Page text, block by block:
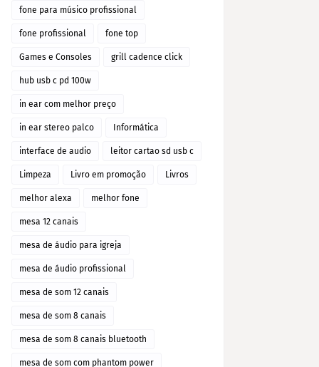
fone para músico profissional
fone profissional fone top
Games e Consoles grill cadence click
hub usb c pd 100w
in ear com melhor preço
in ear stereo palco Informática
interface de audio leitor cartao sd usb c
Limpeza Livro em promoção Livros
melhor alexa melhor fone
mesa 12 canais
mesa de áudio para igreja
mesa de áudio profissional
mesa de som 12 canais
mesa de som 8 canais
mesa de som 8 canais bluetooth
mesa de som com phantom power